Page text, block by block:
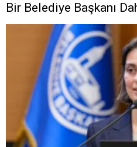
Bir Belediye Başkanı